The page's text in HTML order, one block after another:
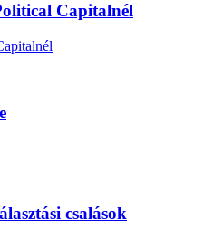
Capitalnél
csalások